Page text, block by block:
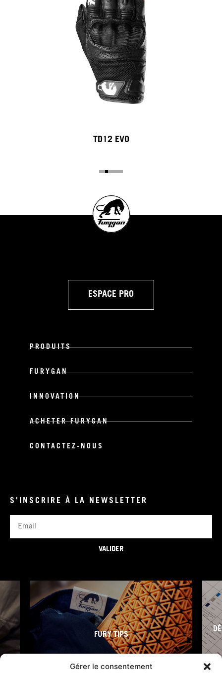
Gérer le consentement
TD12 EVO
ESPACE PRO
PRODUITS
FURYGAN
INNOVATION
ACHETER FURYGAN
CONTACTEZ-NOUS
S'INSCRIRE À LA NEWSLETTER
VALIDER
FURY TIPS